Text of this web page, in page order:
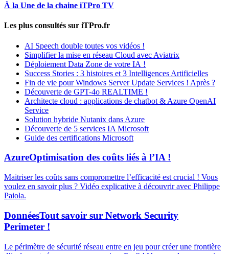
À la Une de la chaine iTPro TV
Les plus consultés sur iTPro.fr
AI Speech double toutes vos vidéos !
Simplifier la mise en réseau Cloud avec Aviatrix
Déploiement Data Zone de votre IA !
Success Stories : 3 histoires et 3 Intelligences Artificielles
Fin de vie pour Windows Server Update Services ! Après ?
Découverte de GPT-4o REALTIME !
Architecte cloud : applications de chatbot & Azure OpenAI
Service
Solution hybride Nutanix dans Azure
Découverte de 5 services IA Microsoft
Guide des certifications Microsoft
AzureOptimisation des coûts liés à l’IA !
Maitriser les coûts sans compromettre l’efficacité est crucial ! Vous
voulez en savoir plus ? Vidéo explicative à découvrir avec Philippe
Paiola.
DonnéesTout savoir sur Network Security
Perimeter !
Le périmètre de sécurité réseau entre en jeu pour créer une frontière